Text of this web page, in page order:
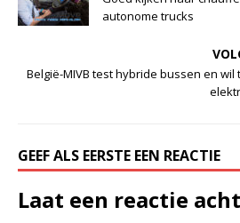
autonome trucks
België-MIVB test hybride bussen en wil
GEEF ALS EERSTE EEN REACTIE
Laat een reactie